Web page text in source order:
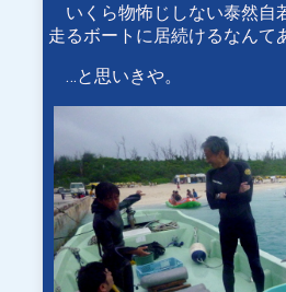
いくら物怖じしない泰然自
走るボートに居続けるなんて
…と思いきや。